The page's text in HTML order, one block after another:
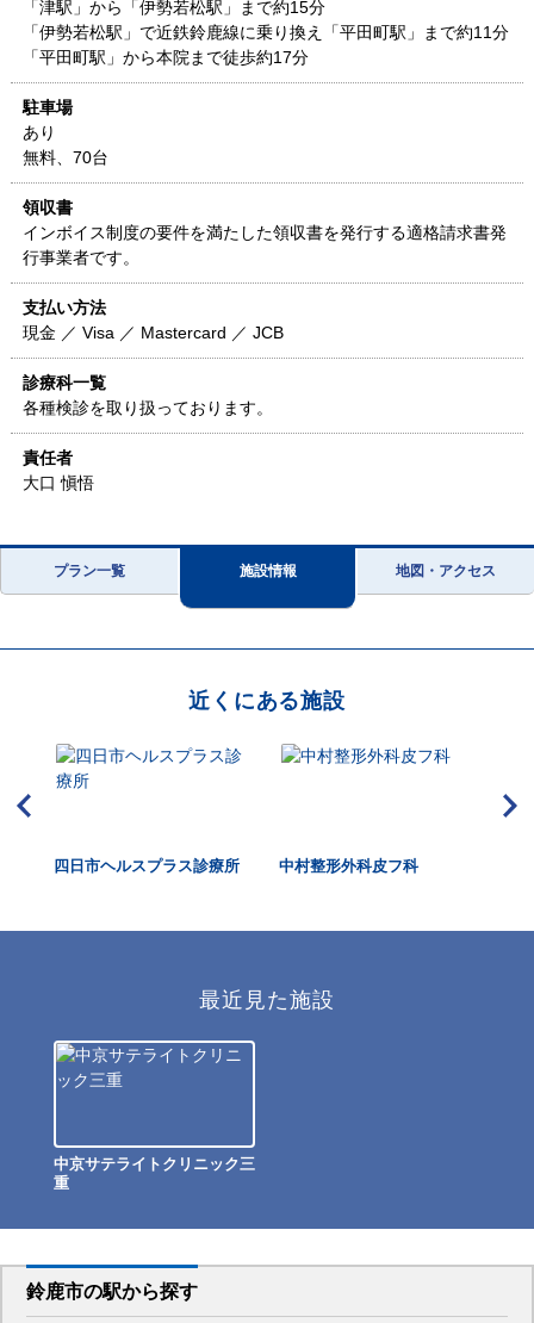
「津駅」から「伊勢若松駅」まで約15分
「伊勢若松駅」で近鉄鈴鹿線に乗り換え「平田町駅」まで約11分
「平田町駅」から本院まで徒歩約17分
駐車場
あり
無料、70台
領収書
インボイス制度の要件を満たした領収書を発行する適格請求書発
行事業者です。
支払い方法
現金 ／ Visa ／ Mastercard ／ JCB
診療科一覧
各種検診を取り扱っております。
責任者
大口 愼悟
プラン一覧 施設情報 地図・アクセス
近くにある施設
四日市ヘルスプラス診療所 中村整形外科皮フ科
最近見た施設
中京サテライトクリニック三
重
鈴鹿市の駅から探す